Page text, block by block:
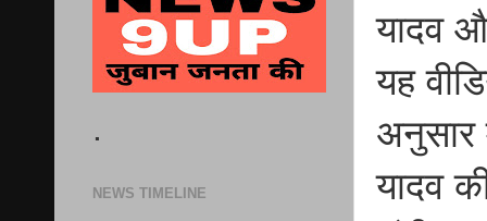
यादव
यह
अनुसार
यादव
.
NEWS TIMELINE